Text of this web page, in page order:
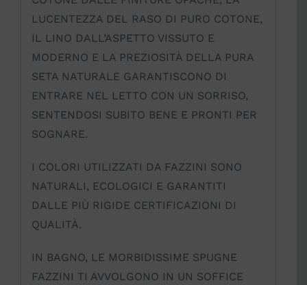
LUCENTEZZA DEL RASO DI PURO COTONE,
IL LINO DALL’ASPETTO VISSUTO E
MODERNO E LA PREZIOSITÀ DELLA PURA
SETA NATURALE GARANTISCONO DI
ENTRARE NEL LETTO CON UN SORRISO,
SENTENDOSI SUBITO BENE E PRONTI PER
SOGNARE.
I COLORI UTILIZZATI DA FAZZINI SONO
NATURALI, ECOLOGICI E GARANTITI
DALLE PIÙ RIGIDE CERTIFICAZIONI DI
QUALITÀ.
IN BAGNO, LE MORBIDISSIME SPUGNE
FAZZINI TI AVVOLGONO IN UN SOFFICE